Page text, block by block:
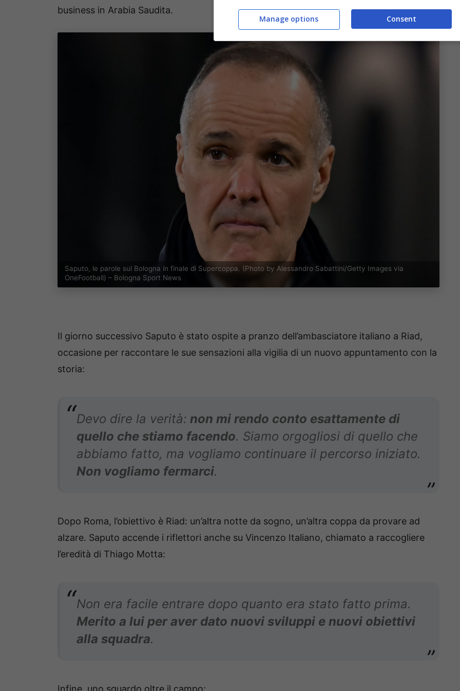
business in Arabia Saudita.
Saputo, le parole sul Bologna in finale di Supercoppa. (Photo by Alessandro Sabattini/Getty Images via
OneFootball) – Bologna Sport News
Il giorno successivo Saputo è stato ospite a pranzo dell’ambasciatore italiano a Riad,
occasione per raccontare le sue sensazioni alla vigilia di un nuovo appuntamento con la
storia:
Devo dire la verità: non mi rendo conto esattamente di
quello che stiamo facendo. Siamo orgogliosi di quello che
abbiamo fatto, ma vogliamo continuare il percorso iniziato.
Non vogliamo fermarci.
Dopo Roma, l’obiettivo è Riad: un’altra notte da sogno, un’altra coppa da provare ad
alzare. Saputo accende i riflettori anche su Vincenzo Italiano, chiamato a raccogliere
l’eredità di Thiago Motta:
Non era facile entrare dopo quanto era stato fatto prima.
Merito a lui per aver dato nuovi sviluppi e nuovi obiettivi
alla squadra.
Infine, uno sguardo oltre il campo:
Consent
Manage options